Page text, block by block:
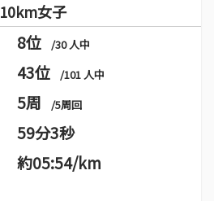
10km女子
8位 /30 人中
43位 /101 人中
5周 /5周回
59分3秒
約05:54/km